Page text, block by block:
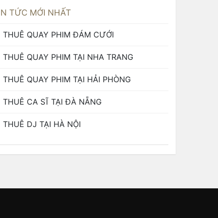
TỨC MỚI NHẤT
THUÊ QUAY PHIM ĐÁM CƯỚI
THUÊ QUAY PHIM TẠI NHA TRANG
THUÊ QUAY PHIM TẠI HẢI PHÒNG
THUÊ CA SĨ TẠI ĐÀ NẴNG
THUÊ DJ TẠI HÀ NỘI